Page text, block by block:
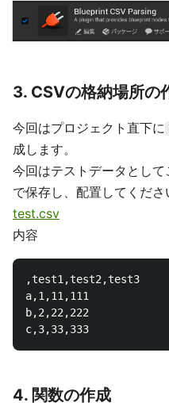
3. CSVの格納場所の
今回はプロジェクト直下に
成します。
今回はテストデータとし
で保存し、配置してくださ
test.csv
内容
,test1,test2,test3
a,1,11,111
b,2,22,222
4. 関数の作成